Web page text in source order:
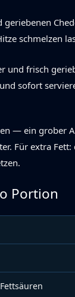
geriebenen
schmelzen
und frisch
sofort
— ein grober
Für extra
Portion